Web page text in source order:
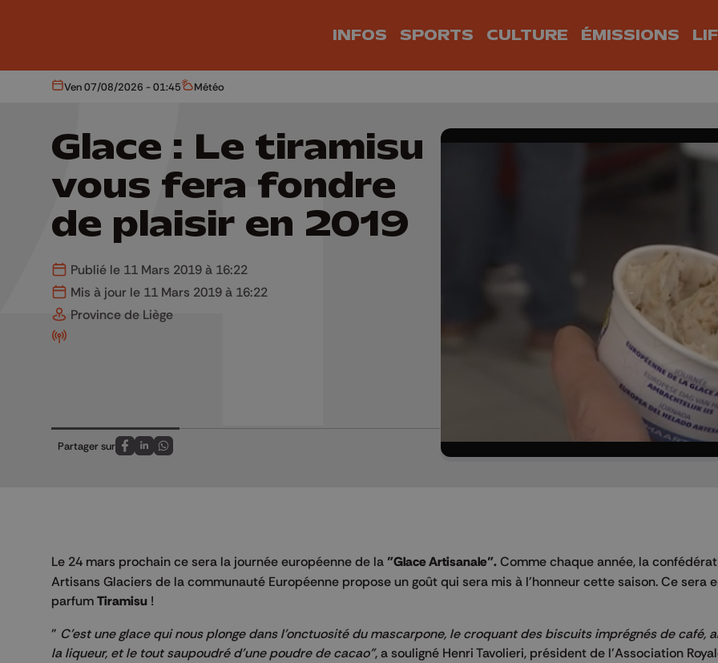
INFOS SPORTS CULTURE ÉMISSIONS
Aujourd'hui
Ven 07/08/2026 - 01:45 Météo
Météo
Glace : Le tiramisu
vous fera fondre
de plaisir en 2019
Publié le 11 Mars 2019 à 16:22
Mis à jour le 11 Mars 2019 à 16:22
Province de Liège
Partager sur
Partagez sur FaceBook
Partagez sur LinkedIn
Partagez sur Whatsapp
Le 24 mars prochain ce sera la journée européenne de la "Glace Artisanale". Comme chaque année, la
Artisans Glaciers de la communauté Européenne propose un goût qui sera mis à l'honneur cette saison. Ce sera
parfum Tiramisu !
" C'est une glace qui nous plonge dans l'onctuosité du mascarpone, le croquant des biscuits imprégnés de café,
la liqueur, et le tout saupoudré d'une poudre de cacao", a souligné Henri Tavolieri, président de l'Association